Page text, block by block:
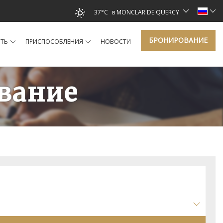
37°C в MONCLAR DE QUERCY
ПРИСПОСОБЛЕНИЯ HОВОСТИ БРОНИРОВАНИЕ